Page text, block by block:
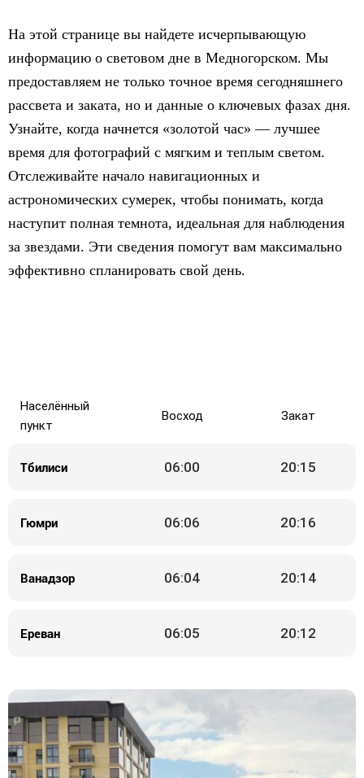
На этой странице вы найдете исчерпывающую
информацию о световом дне в Медногорском. Мы
предоставляем не только точное время сегодняшнего
рассвета и заката, но и данные о ключевых фазах дня.
Узнайте, когда начнется «золотой час» — лучшее
время для фотографий с мягким и теплым светом.
Отслеживайте начало навигационных и
астрономических сумерек, чтобы понимать, когда
наступит полная темнота, идеальная для наблюдения
за звездами. Эти сведения помогут вам максимально
эффективно спланировать свой день.
Населённый
пункт
Восход Закат
Тбилиси 06:00 20:15
Гюмри 06:06 20:16
Ванадзор 06:04 20:14
Ереван 06:05 20:12